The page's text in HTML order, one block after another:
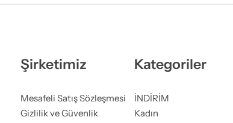
Şirketimiz
Mesafeli Satış Sözleşmesi
Gizlilik ve Güvenlik
Kategoriler
İNDİRİM
Kadın